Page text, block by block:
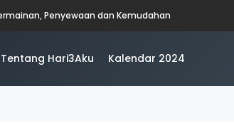
Penyewaan dan Kemudahan
Tentang Hari3Aku Kalendar 2024